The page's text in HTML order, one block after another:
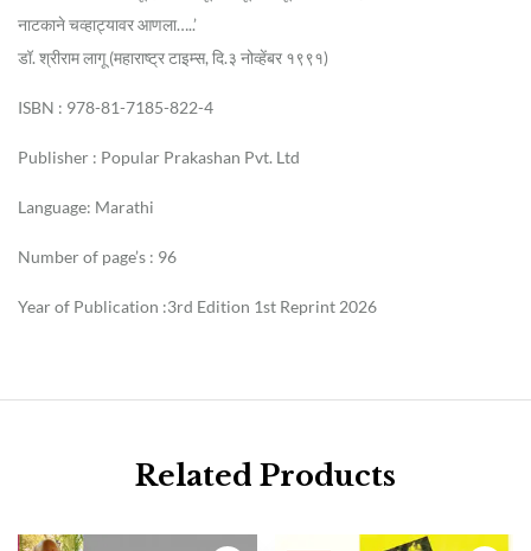
नाटकाने चव्हाट्यावर आणला…..’
डॉ. श्रीराम लागू (महाराष्ट्र टाइम्स, दि.३ नोव्हेंबर १९९१)
ISBN : 978-81-7185-822-4
Publisher : Popular Prakashan Pvt. Ltd
Language: Marathi
Number of page’s : 96
Year of Publication :3rd Edition 1st Reprint 2026
Related Products